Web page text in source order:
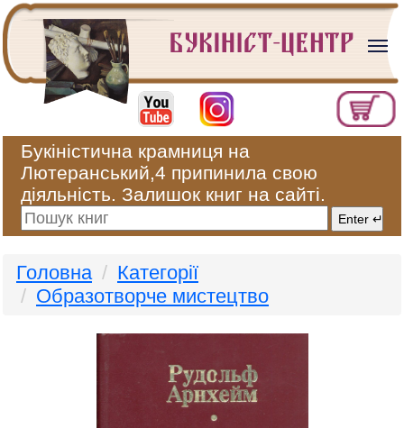
Букіністична крамниця на
Лютеранський,4 припинила свою
діяльність. Залишок книг на сайті.
Головна
Категорії
Образотворче мистецтво